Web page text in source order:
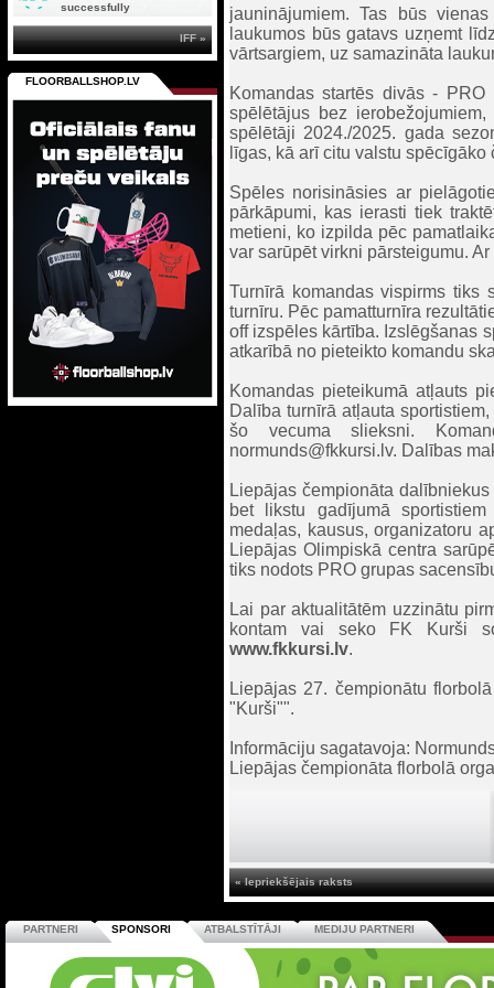
jauninājumiem. Tas būs
laukumos būs gatavs uzņemt
vārtsargiem, uz samazināta
Komandas startēs divās -
spēlētājus bez
spēlētāji 2024./2025. gada
līgas, kā arī citu valstu
Spēles norisināsies ar
pārkāpumi, kas ierasti tiek
metieni, ko izpilda pēc
var sarūpēt virkni pārsteigumu.
Turnīrā komandas vispirms tiks
turnīru. Pēc pamatturnīra
off izspēles kārtība. Izslēgšanas
atkarībā no pieteikto komandu
Komandas pieteikumā atļauts
Dalība turnīrā atļauta
šo vecuma slieksni.
normunds@fkkursi.lv. Dalības
Liepājas čempionāta
bet likstu gadījumā
medaļas, kausus, organizatoru
Liepājas Olimpiskā centra
tiks nodots PRO grupas
Lai par aktualitātēm uzzinātu
kontam vai seko FK Kurši
www.fkkursi.lv.
Liepājas 27. čempionātu
"Kurši"".
Informāciju sagatavoja:
Liepājas čempionāta florbolā
« Iepriekšējais raksts
successfully
IFF »
FLOORBALLSHOP.LV
PARTNERI SPONSORI ATBALSTĪTĀJI MEDIJU PARTNERI